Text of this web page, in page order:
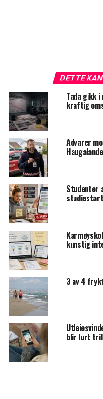
DETTE
Tada gikk
kraftig
Advarer
Studenter
studiestart
kunstig
3 av 4
blir lurt